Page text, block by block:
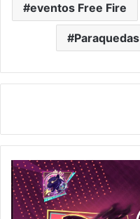
eventos Free Fire
Paraquedas
Free
Fire:
Como
Conseguir